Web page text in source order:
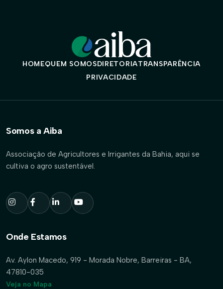
HOMEQUEM SOMOSDIRETORIATRANSPARÊNCIA
PRIVACIDADE
Somos a Aiba
Associação de Agricultores e Irrigantes da Bahia, aqui se
cultiva o agro sustentável.
Onde Estamos
Av. Aylon Macedo, 919 - Morada Nobre, Barreiras - BA,
47810-035
Veja no Mapa